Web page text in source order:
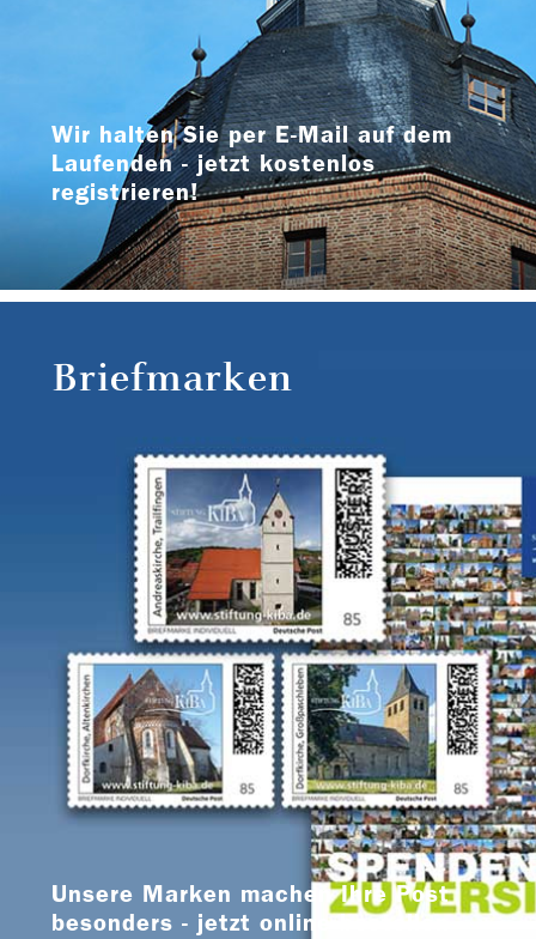
Wir halten Sie per E-Mail auf dem
Laufenden - jetzt kostenlos
registrieren!
Briefmarken
Unsere Marken machen Ihre Post
besonders - jetzt online bestellen